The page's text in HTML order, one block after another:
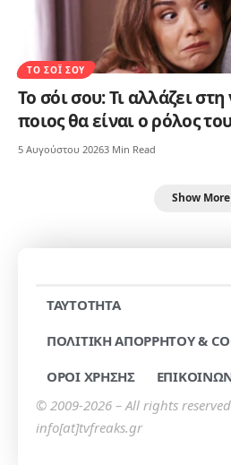
ΤΟ ΣΌΙ ΣΟΥ
Το σόι σου: Τι αλλάζει
ποιος θα είναι ο ρόλος
5 Αυγούστου 20263 Min Read
Show More
TAYTOTHTA
ΠΟΛΙΤΙΚΗ ΑΠΟΡΡΗΤΟΥ &
ΟΡΟΙ ΧΡΗΣΗΣ
© 2009-2026 – All rights
info[at]tvfreaks.gr